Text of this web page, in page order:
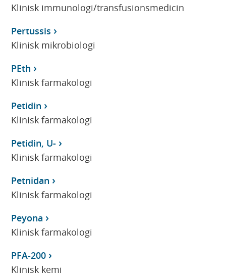
Klinisk immunologi/transfusionsmedicin
Pertussis
Klinisk mikrobiologi
PEth
Klinisk farmakologi
Petidin
Klinisk farmakologi
Petidin, U-
Klinisk farmakologi
Petnidan
Klinisk farmakologi
Peyona
Klinisk farmakologi
PFA-200
Klinisk kemi